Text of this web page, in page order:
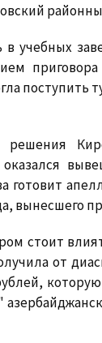
в учебных
поступить
готовит
вынесшего
стоит
от